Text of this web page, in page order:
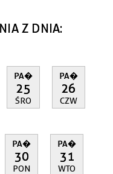
Z DNIA:
PA�
25
ŚRO
PA�
26
CZW
PA�
30
PON
PA�
31
WTO